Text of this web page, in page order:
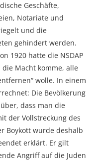
Geschäfte,
Notariate und
und die
gehindert werden.
1920 hatte die NSDAP
Macht komme, alle
wolle. In einem
Die Bevölkerung
dass man die
der Vollstreckung des
Boykott wurde deshalb
erklärt. Er gilt
Angriff auf die Juden